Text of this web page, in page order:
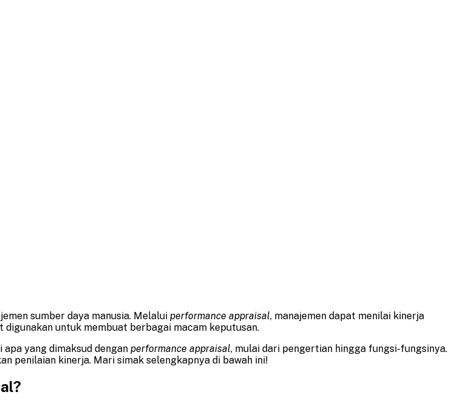
sumber daya manusia. Melalui performance appraisal, manajemen dapat menilai kinerja
untuk membuat berbagai macam keputusan.
yang dimaksud dengan performance appraisal, mulai dari pengertian hingga fungsi-fungsinya.
penilaian kinerja. Mari simak selengkapnya di bawah ini!